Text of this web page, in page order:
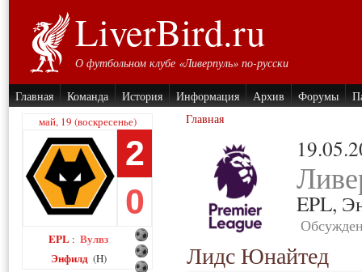
LiverBird.ru
О футбольном клубе «Ливерпуль» по-русски
Главная Команда История Информация Архив Форумы
май, 19 (воскресенье)
2
0
EPL : Вулвз
Энфилд (H)
Главная
EPL,
Лидс Юнайтед